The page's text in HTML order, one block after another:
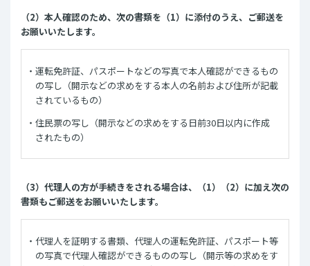
（2）本人確認のため、次の書類を（1）に添付のうえ、ご郵送を
お願いいたします。
運転免許証、パスポートなどの写真で本人確認ができるもの
の写し（開示などの求めをする本人の名前および住所が記載
されているもの）
住民票の写し（開示などの求めをする日前30日以内に作成
されたもの）
（3）代理人の方が手続きをされる場合は、（1）（2）に加え次の
書類もご郵送をお願いいたします。
代理人を証明する書類、代理人の運転免許証、パスポート等
の写真で代理人確認ができるものの写し（開示等の求めをす